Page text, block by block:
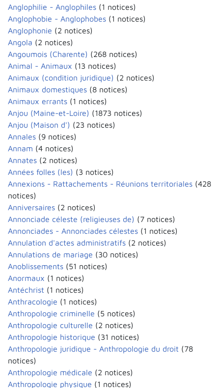
Anglophilie - Anglophiles (1 notices)
Anglophobie - Anglophobes (1 notices)
Anglophonie (2 notices)
Angola (2 notices)
Angoumois (Charente) (268 notices)
Animal - Animaux (13 notices)
Animaux (condition juridique) (2 notices)
Animaux domestiques (8 notices)
Animaux errants (1 notices)
Anjou (Maine-et-Loire) (1873 notices)
Anjou (Maison d') (23 notices)
Annales (9 notices)
Annam (4 notices)
Annates (2 notices)
Années folles (les) (3 notices)
Annexions - Rattachements - Réunions territoriales (428
notices)
Anniversaires (2 notices)
Annonciade céleste (religieuses de) (7 notices)
Annonciades - Annonciades célestes (1 notices)
Annulation d'actes administratifs (2 notices)
Annulations de mariage (30 notices)
Anoblissements (51 notices)
Anormaux (1 notices)
Antéchrist (1 notices)
Anthracologie (1 notices)
Anthropologie criminelle (5 notices)
Anthropologie culturelle (2 notices)
Anthropologie historique (31 notices)
Anthropologie juridique - Anthropologie du droit (78
notices)
Anthropologie médicale (2 notices)
Anthropologie physique (1 notices)